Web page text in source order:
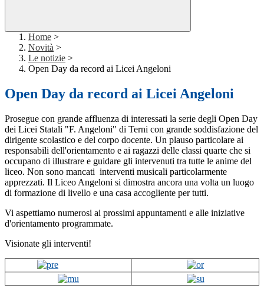
Home >
Novità >
Le notizie >
Open Day da record ai Licei Angeloni
Open Day da record ai Licei Angeloni
Prosegue con grande affluenza di interessati la serie degli Open Day
dei Licei Statali "F. Angeloni" di Terni con grande soddisfazione del
dirigente scolastico e del corpo docente. Un plauso particolare ai
responsabili dell'orientamento e ai ragazzi delle classi quarte che si
occupano di illustrare e guidare gli intervenuti tra tutte le anime del
liceo. Non sono mancati interventi musicali particolarmente
apprezzati. Il Liceo Angeloni si dimostra ancora una volta un luogo
di formazione di livello e una casa accogliente per tutti.
Vi aspettiamo numerosi ai prossimi appuntamenti e alle iniziative
d'orientamento programmate.
Visionate gli interventi!